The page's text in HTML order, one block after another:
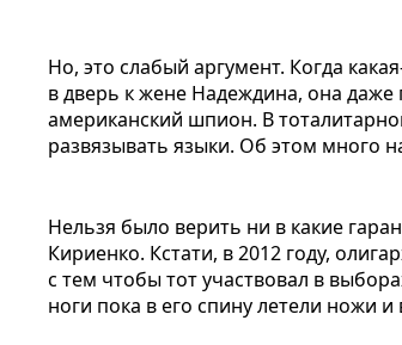
Но, это слабый аргумент. Когда
в дверь к жене Надеждина, она
американский шпион. В
развязывать языки. Об этом много
Нельзя было верить ни в какие
Кириенко. Кстати, в 2012 году,
с тем чтобы тот участвовал в
ноги пока в его спину летели ножи и